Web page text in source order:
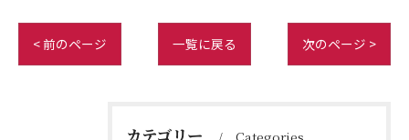
< 前のページ 一覧に戻る 次のページ >
カテゴリー Categories